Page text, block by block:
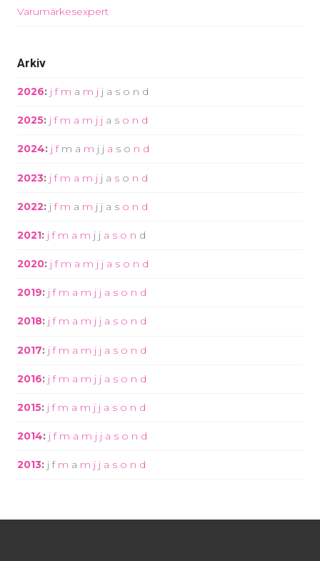
Varumärkesexpert
Arkiv
2026: j f m a m j j a s o n d
2025: j f m a m j j a s o n d
2024: j f m a m j j a s o n d
2023: j f m a m j j a s o n d
2022: j f m a m j j a s o n d
2021: j f m a m j j a s o n d
2020: j f m a m j j a s o n d
2019: j f m a m j j a s o n d
2018: j f m a m j j a s o n d
2017: j f m a m j j a s o n d
2016: j f m a m j j a s o n d
2015: j f m a m j j a s o n d
2014: j f m a m j j a s o n d
2013: j f m a m j j a s o n d